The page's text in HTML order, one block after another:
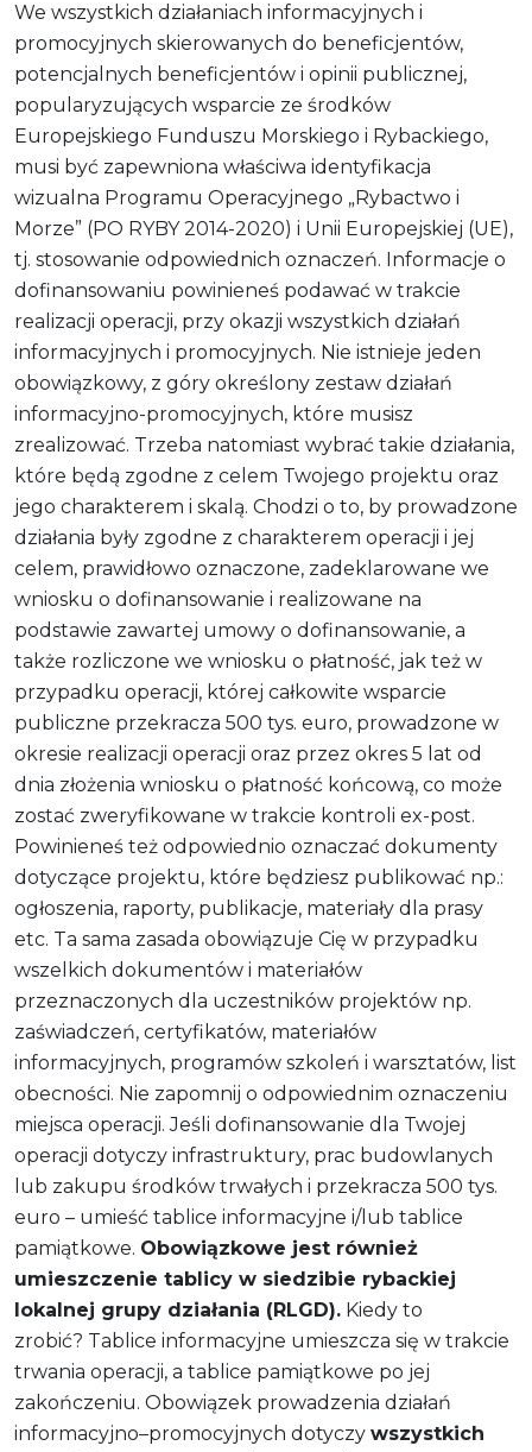
We wszystkich działaniach informacyjnych i
promocyjnych skierowanych do beneficjentów,
potencjalnych beneficjentów i opinii publicznej,
popularyzujących wsparcie ze środków
Europejskiego Funduszu Morskiego i Rybackiego,
musi być zapewniona właściwa identyfikacja
wizualna Programu Operacyjnego „Rybactwo i
Morze” (PO RYBY 2014-2020) i Unii Europejskiej (UE),
tj. stosowanie odpowiednich oznaczeń. Informacje o
dofinansowaniu powinieneś podawać w trakcie
realizacji operacji, przy okazji wszystkich działań
informacyjnych i promocyjnych. Nie istnieje jeden
obowiązkowy, z góry określony zestaw działań
informacyjno-promocyjnych, które musisz
zrealizować. Trzeba natomiast wybrać takie działania,
które będą zgodne z celem Twojego projektu oraz
jego charakterem i skalą. Chodzi o to, by prowadzone
działania były zgodne z charakterem operacji i jej
celem, prawidłowo oznaczone, zadeklarowane we
wniosku o dofinansowanie i realizowane na
podstawie zawartej umowy o dofinansowanie, a
także rozliczone we wniosku o płatność, jak też w
przypadku operacji, której całkowite wsparcie
publiczne przekracza 500 tys. euro, prowadzone w
okresie realizacji operacji oraz przez okres 5 lat od
dnia złożenia wniosku o płatność końcową, co może
zostać zweryfikowane w trakcie kontroli ex-post.
Powinieneś też odpowiednio oznaczać dokumenty
dotyczące projektu, które będziesz publikować np.:
ogłoszenia, raporty, publikacje, materiały dla prasy
etc. Ta sama zasada obowiązuje Cię w przypadku
wszelkich dokumentów i materiałów
przeznaczonych dla uczestników projektów np.
zaświadczeń, certyfikatów, materiałów
informacyjnych, programów szkoleń i warsztatów, list
obecności. Nie zapomnij o odpowiednim oznaczeniu
miejsca operacji. Jeśli dofinansowanie dla Twojej
operacji dotyczy infrastruktury, prac budowlanych
lub zakupu środków trwałych i przekracza 500 tys.
euro – umieść tablice informacyjne i/lub tablice
pamiątkowe. Obowiązkowe jest również
umieszczenie tablicy w siedzibie rybackiej
lokalnej grupy działania (RLGD). Kiedy to
zrobić? Tablice informacyjne umieszcza się w trakcie
trwania operacji, a tablice pamiątkowe po jej
zakończeniu. Obowiązek prowadzenia działań
informacyjno–promocyjnych dotyczy wszystkich